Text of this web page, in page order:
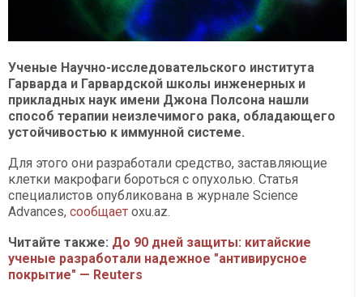
Ученые Научно-исследовательского института
Гарварда и Гарвардской школы инженерных и
прикладных наук имени Джона Полсона нашли
способ терапии неизлечимого рака, обладающего
устойчивостью к иммунной системе.
Для этого они разработали средство, заставляющие
клетки макрофаги бороться с опухолью. Статья
специалистов опубликована в журнале Science
Advances, сообщает oxu.az.
Читайте также: До 90 дней защиты: китайские
ученые разработали надежное "антивирусное
покрытие" — Reuters